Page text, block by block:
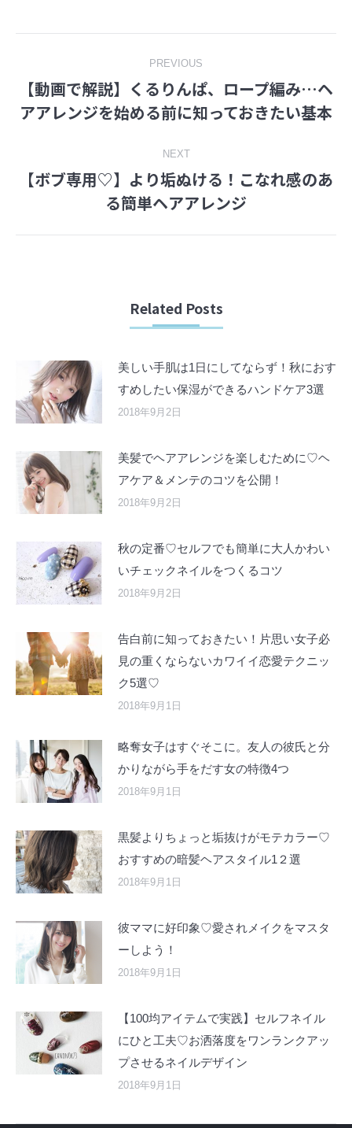
navigation
PREVIOUS
Previous
post:
【動画で解説】くるりんぱ、ロープ編み…ヘ
アアレンジを始める前に知っておきたい基本
NEXT
Next
post:
【ボブ専用♡】より垢ぬける！こなれ感のあ
る簡単ヘアアレンジ
Related Posts
美しい手肌は1日にしてならず！秋におす
すめしたい保湿ができるハンドケア3選
2018年9月2日
美髪でヘアアレンジを楽しむために♡ヘ
アケア＆メンテのコツを公開！
2018年9月2日
秋の定番♡セルフでも簡単に大人かわい
いチェックネイルをつくるコツ
2018年9月2日
告白前に知っておきたい！片思い女子必
見の重くならないカワイイ恋愛テクニッ
ク5選♡
2018年9月1日
略奪女子はすぐそこに。友人の彼氏と分
かりながら手をだす女の特徴4つ
2018年9月1日
黒髪よりちょっと垢抜けがモテカラー♡
おすすめの暗髪ヘアスタイル1２選
2018年9月1日
彼ママに好印象♡愛されメイクをマスタ
ーしよう！
2018年9月1日
【100均アイテムで実践】セルフネイル
にひと工夫♡お洒落度をワンランクアッ
プさせるネイルデザイン
2018年9月1日